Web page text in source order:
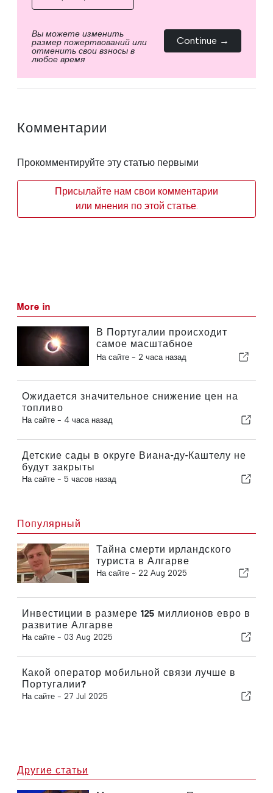
Вы можете изменить
размер пожертвований или
отменить свои взносы в
любое время
Continue →
Комментарии
Прокомментируйте эту статью первыми
Присылайте нам свои комментарии
или мнения по этой статье.
More in
В Португалии происходит
самое масштабное
солнечное затмение столетия
На сайте - 2 часа назад
Ожидается значительное снижение цен на
топливо
На сайте - 4 часа назад
Детские сады в округе Виана-ду-Каштелу не
будут закрыты
На сайте - 5 часов назад
Популярный
Тайна смерти ирландского
туриста в Алгарве
На сайте - 22 Aug 2025
Инвестиции в размере 125 миллионов евро в
развитие Алгарве
На сайте - 03 Aug 2025
Какой оператор мобильной связи лучше в
Португалии?
На сайте - 27 Jul 2025
Другие статьи